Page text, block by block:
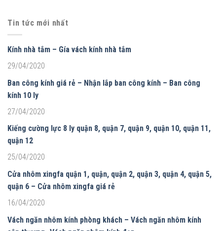
Tin tức mới nhất
Kính nhà tắm – Gía vách kính nhà tắm
29/04/2020
Ban công kính giá rẻ – Nhận lắp ban công kính – Ban công
kính 10 ly
27/04/2020
Kiếng cường lực 8 ly quận 8, quận 7, quận 9, quận 10, quận 11,
quận 12
25/04/2020
Cửa nhôm xingfa quận 1, quận, quận 2, quận 3, quận 4, quận 5,
quận 6 – Cửa nhôm xingfa giá rẻ
16/04/2020
Vách ngăn nhôm kính phòng khách – Vách ngăn nhôm kính